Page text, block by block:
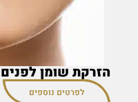
הזרקת שומן לפנים
לפרטים נוספים